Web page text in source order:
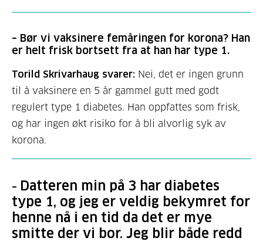
– Bør vi vaksinere femåringen for korona? Han
er helt frisk bortsett fra at han har type 1.
Torild Skrivarhaug svarer: Nei, det er ingen grunn
til å vaksinere en 5 år gammel gutt med godt
regulert type 1 diabetes. Han oppfattes som frisk,
og har ingen økt risiko for å bli alvorlig syk av
korona.
– Datteren min på 3 har diabetes
type 1, og jeg er veldig bekymret for
henne nå i en tid da det er mye
smitte der vi bor. Jeg blir både redd